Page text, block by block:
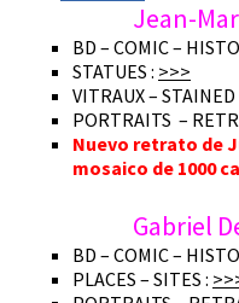
Jean-
BD – COMIC –
STATUES : >>>
VITRAUX – STAINED
PORTRAITS –
Nuevo retrato de
mosaico de 1000
Gabriel
BD – COMIC –
PLACES – SITES :